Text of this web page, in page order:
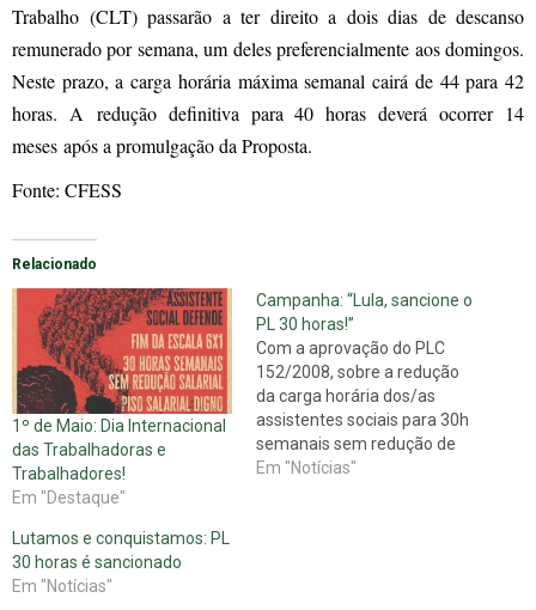
Trabalho (CLT) passarão a ter direito a dois dias de descanso
remunerado por semana, um deles preferencialmente aos domingos.
Neste prazo, a carga horária máxima semanal cairá de 44 para 42
horas. A redução definitiva para 40 horas deverá ocorrer 14
meses após a promulgação da Proposta.
Fonte: CFESS
Relacionado
1º de Maio: Dia Internacional
das Trabalhadoras e
Trabalhadores!
Em "Destaque"
Campanha: “Lula, sancione o
PL 30 horas!”
Com a aprovação do PLC
152/2008, sobre a redução
da carga horária dos/as
assistentes sociais para 30h
semanais sem redução de
salários, aprovado na terça-
Em "Notícias"
Lutamos e conquistamos: PL
30 horas é sancionado
Em "Notícias"